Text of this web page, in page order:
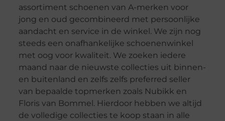
assortiment schoenen van A-merken voor
jong en oud gecombineerd met persoonlijke
aandacht en service in de winkel. We zijn nog
steeds een onafhankelijke schoenenwinkel
met oog voor kwaliteit. We zoeken iedere
maand naar de nieuwste collecties uit binnen-
en buitenland en zelfs zelfs preferred seller
van bepaalde topmerken zoals Nubikk en
Floris van Bommel. Hierdoor hebben we altijd
de volledige collecties te koop staan in alle